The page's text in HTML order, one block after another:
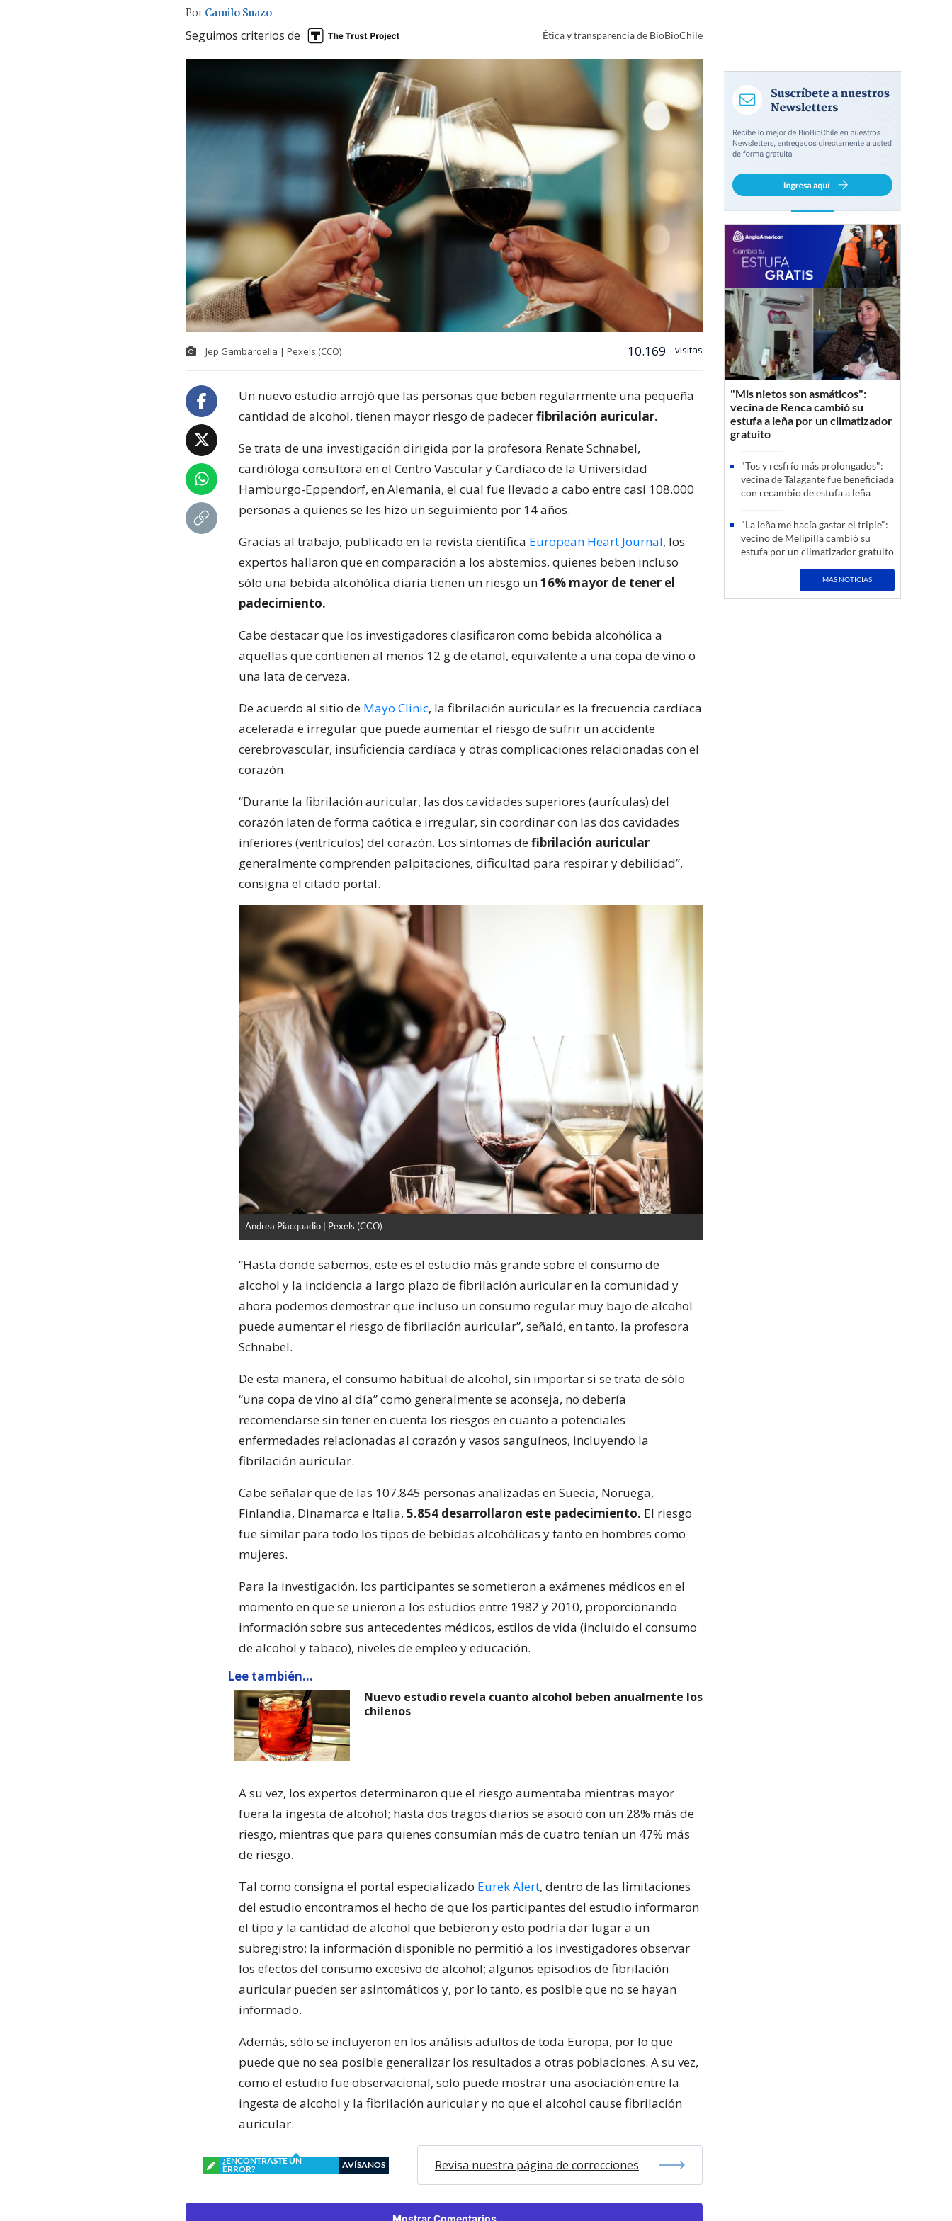
PorCamilo Suazo
Seguimos criterios de Ética y transparencia de BioBioChile
Jep Gambardella | Pexels (CCO) 10.169 visitas
Un nuevo estudio arrojó que las personas que beben regularmente una pequeña
cantidad de alcohol, tienen mayor riesgo de padecerfibrilación auricular.
Se trata de una investigación dirigida por la profesora Renate Schnabel,
cardióloga consultora en el Centro Vascular y Cardíaco de la Universidad
Hamburgo-Eppendorf, en Alemania, el cual fue llevado a cabo entre casi 108.000
personas a quienes se les hizo un seguimiento por 14 años.
Gracias al trabajo, publicado en la revista científica European Heart Journal, los
expertos hallaron que en comparación a los abstemios, quienes beben incluso
sólo una bebida alcohólica diaria tienen un riesgo un16% mayor de tener el
padecimiento.
Cabe destacar que los investigadores clasificaron como bebida alcohólica a
aquellas que contienen al menos 12 g de etanol, equivalente a una copa de vino o
una lata de cerveza.
De acuerdo al sitio de Mayo Clinic, la fibrilación auricular es la frecuencia cardíaca
acelerada e irregular que puede aumentar el riesgo de sufrir un accidente
cerebrovascular, insuficiencia cardíaca y otras complicaciones relacionadas con el
corazón.
“Durante la fibrilación auricular, las dos cavidades superiores (aurículas) del
corazón laten de forma caótica e irregular, sin coordinar con las dos cavidades
inferiores (ventrículos) del corazón. Los síntomas defibrilación auricular
generalmente comprenden palpitaciones, dificultad para respirar y debilidad”,
consigna el citado portal.
Andrea Piacquadio | Pexels (CCO)
“Hasta donde sabemos, este es el estudio más grande sobre el consumo de
alcohol y la incidencia a largo plazo de fibrilación auricular en la comunidad y
ahora podemos demostrar que incluso un consumo regular muy bajo de alcohol
puede aumentar el riesgo de fibrilación auricular”, señaló, en tanto, la profesora
Schnabel.
De esta manera, el consumo habitual de alcohol, sin importar si se trata de sólo
“una copa de vino al día” como generalmente se aconseja, no debería
recomendarse sin tener en cuenta los riesgos en cuanto a potenciales
enfermedades relacionadas al corazón y vasos sanguíneos, incluyendo la
fibrilación auricular.
Cabe señalar que de las 107.845 personas analizadas en Suecia, Noruega,
Finlandia, Dinamarca e Italia, 5.854 desarrollaron este padecimiento. El riesgo
fue similar para todo los tipos de bebidas alcohólicas y tanto en hombres como
mujeres.
Para la investigación, los participantes se sometieron a exámenes médicos en el
momento en que se unieron a los estudios entre 1982 y 2010, proporcionando
información sobre sus antecedentes médicos, estilos de vida (incluido el consumo
de alcohol y tabaco), niveles de empleo y educación.
Lee también...
Nuevo estudio revela cuanto alcohol beben anualmente los
chilenos
A su vez, los expertos determinaron que el riesgo aumentaba mientras mayor
fuera la ingesta de alcohol; hasta dos tragos diarios se asoció con un 28% más de
riesgo, mientras que para quienes consumían más de cuatro tenían un 47% más
de riesgo.
Tal como consigna el portal especializado Eurek Alert, dentro de las limitaciones
del estudio encontramos el hecho de que los participantes del estudio informaron
el tipo y la cantidad de alcohol que bebieron y esto podría dar lugar a un
subregistro; la información disponible no permitió a los investigadores observar
los efectos del consumo excesivo de alcohol; algunos episodios de fibrilación
auricular pueden ser asintomáticos y, por lo tanto, es posible que no se hayan
informado.
Además, sólo se incluyeron en los análisis adultos de toda Europa, por lo que
puede que no sea posible generalizar los resultados a otras poblaciones. A su vez,
como el estudio fue observacional, solo puede mostrar una asociación entre la
ingesta de alcohol y la fibrilación auricular y no que el alcohol cause fibrilación
auricular.
¿ENCONTRASTE UN
ERROR?
AVÍSANOS Revisa nuestra página de correcciones
"Mis nietos son asmáticos":
vecina de Renca cambió su
estufa a leña por un climatizador
gratuito
"Tos y resfrío más prolongados":
vecina de Talagante fue beneficiada
con recambio de estufa a leña
"La leña me hacía gastar el triple":
vecino de Melipilla cambió su
estufa por un climatizador gratuito
MÁS NOTICIAS